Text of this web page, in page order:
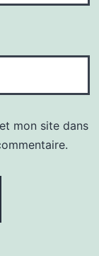
mon site dans